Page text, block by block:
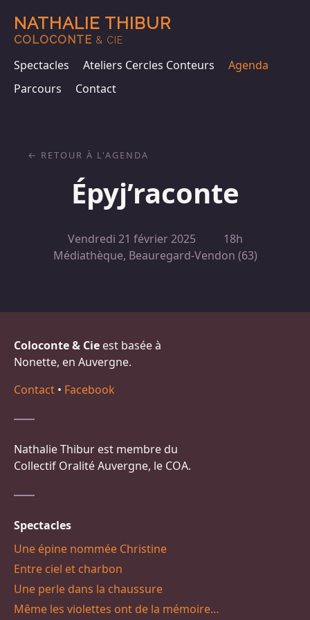
NATHALIE THIBUR
COLOCONTE & CIE
Spectacles Ateliers Cercles Conteurs
Agenda
Parcours
Contact
Épyj’raconte
Vendredi 21 février 2025
18h
Médiathèque, Beauregard-Vendon (63)
RETOUR À L'AGENDA
Coloconte & Cie est basée à
Nonette, en Auvergne.
Contact • Facebook
Nathalie Thibur est membre du
Collectif Oralité Auvergne, le COA.
Spectacles
Une épine nommée Christine
Entre ciel et charbon
Une perle dans la chaussure
Même les violettes ont de la mémoire…